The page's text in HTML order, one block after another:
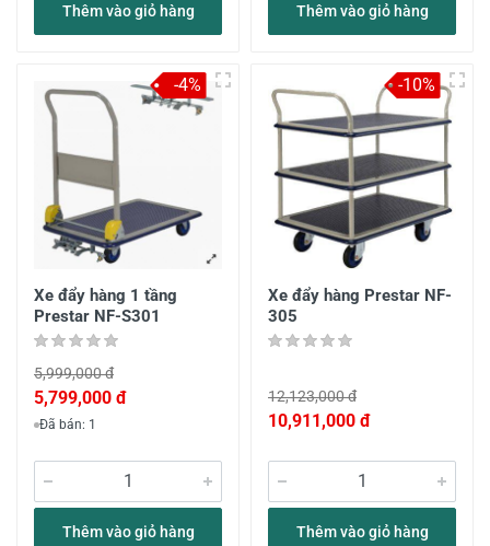
Thêm vào giỏ hàng Thêm vào giỏ hàng
Xe đẩy hàng 1 tầng
Prestar NF-S301
5,999,000 đ
5,799,000 đ
Đã bán: 1
Thêm vào giỏ hàng
-4%
Xe đẩy hàng Prestar NF-
305
12,123,000 đ
10,911,000 đ
Thêm vào giỏ hàng
-10%